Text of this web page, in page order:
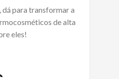
dá para transformar a
de alta
eles!